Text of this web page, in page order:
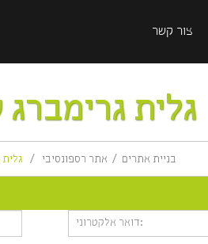
צור קשר
גלית גרימברג
בניית אתרים אתר רספונסיבי גלית